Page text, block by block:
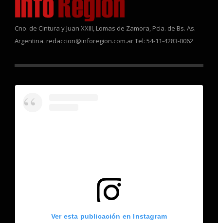
Cno. de Cintura y Juan XXIII, Lomas de Zamora, Pcia. de Bs. As.
Argentina. redaccion@inforegion.com.ar Tel: 54-11-4283-0062
Ver esta publicación en Instagram